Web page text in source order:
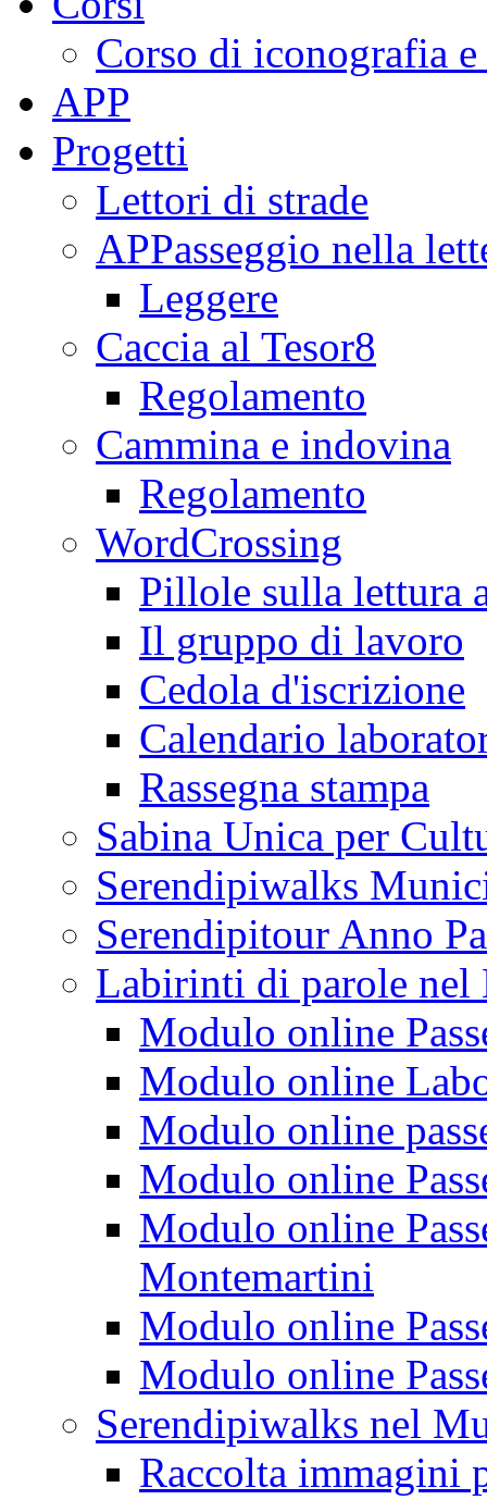
Corso di iconografia
APP
Progetti
Lettori di strade
APPasseggio nella
Leggere
Caccia al Tesor8
Regolamento
Cammina e indovina
Regolamento
WordCrossing
Pillole sulla lettura
Il gruppo di lavoro
Cedola d'iscrizione
Calendario
Rassegna stampa
Sabina Unica per
Serendipiwalks
Serendipitour Anno
Labirinti di parole
Modulo online
Modulo online
Modulo online
Modulo online
Modulo online
Montemartini
Modulo online
Modulo online
Serendipiwalks nel
Raccolta immagini